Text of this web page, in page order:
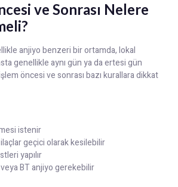
ve Sonrası Nelere
anjiyo benzeri bir ortamda, lokal
genellikle aynı gün ya da ertesi gün
öncesi ve sonrası bazı kurallara dikkat
istenir
ilaçlar geçici olarak kesilebilir
yapılır
BT anjiyo gerekebilir